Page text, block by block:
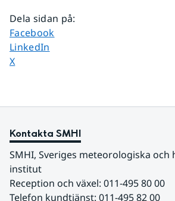
Dela sidan på:
Dela sidan på
Facebook
Dela sidan på
LinkedIn
Dela sidan på
X
Kontakta SMHI
SMHI, Sveriges meteorologiska och
institut
Reception och växel: 011-495 80 00
Telefon kundtjänst: 011-495 82 00